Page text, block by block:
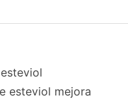
esteviol mejora